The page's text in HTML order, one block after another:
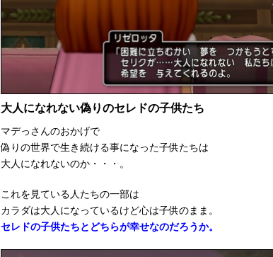
大人になれない偽りのセレドの子供たち
マデっさんのおかげで
偽りの世界で生き続ける事になった子供たちは
大人になれないのか・・・。
これを見ている人たちの一部は
カラダは大人になっているけど心は子供のまま。
セレドの子供たちとどちらが幸せなのだろうか。